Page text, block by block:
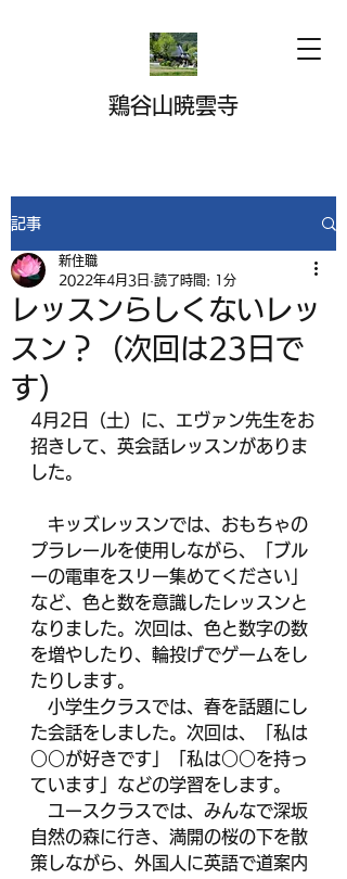
鶏谷山暁雲寺
記事
レッスンらしくないレッ
スン？（次回は23日で
す）
新住職
2022年4月3日 読了時間: 1分
4月2日（土）に、エヴァン先生をお
招きして、英会話レッスンがありま
した。
キッズレッスンでは、おもちゃの
プラレールを使用しながら、「ブル
ーの電車をスリー集めてください」
など、色と数を意識したレッスンと
なりました。次回は、色と数字の数
を増やしたり、輪投げでゲームをし
たりします。
小学生クラスでは、春を話題にし
た会話をしました。次回は、「私は
○○が好きです」「私は○○を持っ
ています」などの学習をします。
ユースクラスでは、みんなで深坂
自然の森に行き、満開の桜の下を散
策しながら、外国人に英語で道案内